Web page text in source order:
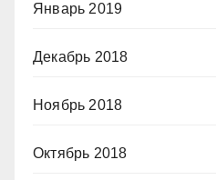
Январь 2019
Декабрь 2018
Ноябрь 2018
Октябрь 2018